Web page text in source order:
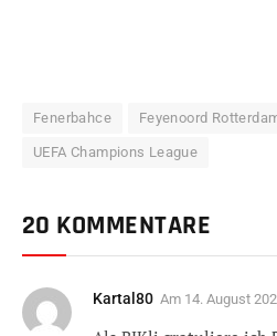
Fenerbahce Feyenoord
UEFA Champions League
20 KOMMENTARE
Kartal80 Am 14. August